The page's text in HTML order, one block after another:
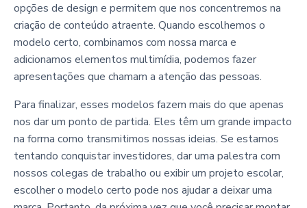
opções de design e permitem que nos concentremos na
criação de conteúdo atraente. Quando escolhemos o
modelo certo, combinamos com nossa marca e
adicionamos elementos multimídia, podemos fazer
apresentações que chamam a atenção das pessoas.
Para finalizar, esses modelos fazem mais do que apenas
nos dar um ponto de partida. Eles têm um grande impacto
na forma como transmitimos nossas ideias. Se estamos
tentando conquistar investidores, dar uma palestra com
nossos colegas de trabalho ou exibir um projeto escolar,
escolher o modelo certo pode nos ajudar a deixar uma